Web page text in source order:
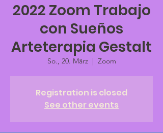
2022 Zoom Trabajo
con Sueños
Arteterapia Gestalt
So., 20. März
  |
Zoom
Registration is closed
See other events